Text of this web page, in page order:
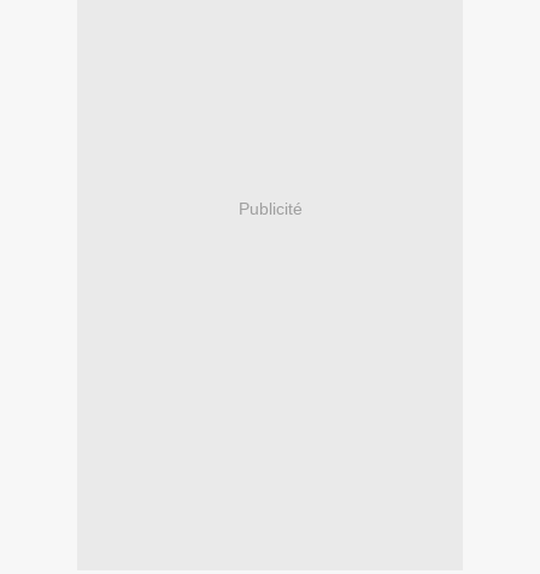
Publicité